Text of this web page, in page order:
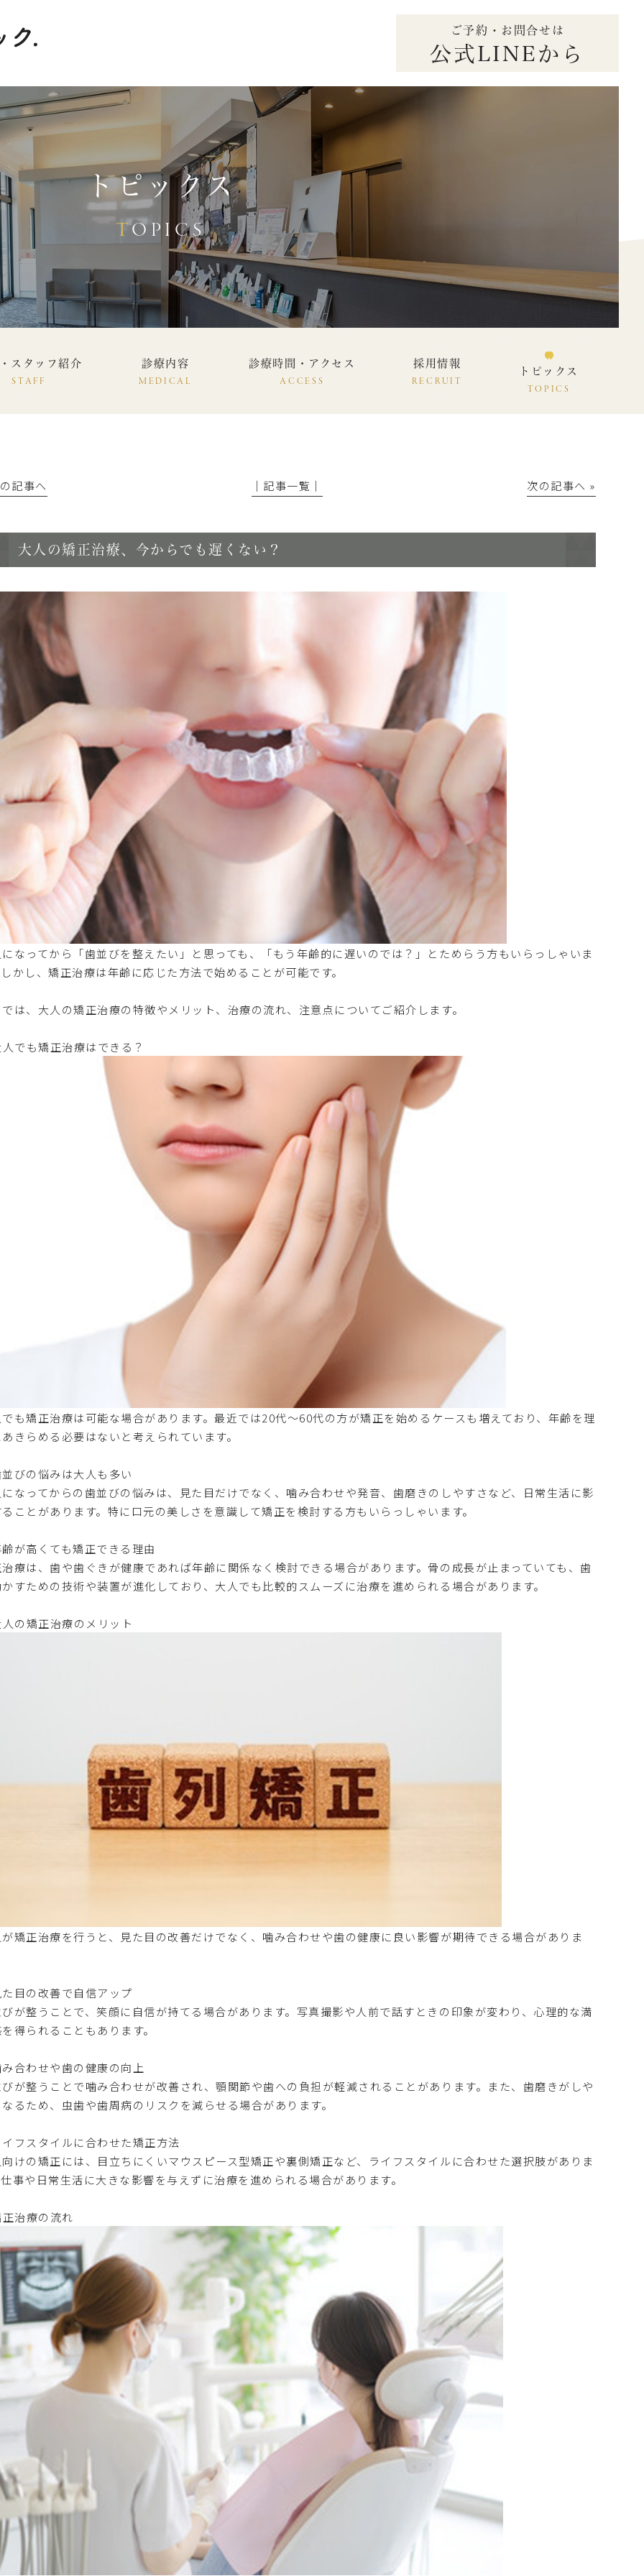
ご予約・お問合せは
公式LINEから
トピックス
TOPICS
スタッフ紹介
STAFF
診療内容
MEDICAL
診療時間・アクセス
ACCESS
採用情報
RECRUIT
トピックス
TOPICS
記事へ │記事一覧│ 次の記事へ »
大人の矯正治療、今からでも遅くない？
なってから「歯並びを整えたい」と思っても、「もう年齢的に遅いのでは？」とためらう方もいらっしゃいま
かし、矯正治療は年齢に応じた方法で始めることが可能です。
は、大人の矯正治療の特徴やメリット、治療の流れ、注意点についてご紹介します。
でも矯正治療はできる？
も矯正治療は可能な場合があります。最近では20代〜60代の方が矯正を始めるケースも増えており、年齢を理
きらめる必要はないと考えられています。
びの悩みは大人も多い
なってからの歯並びの悩みは、見た目だけでなく、噛み合わせや発音、歯磨きのしやすさなど、日常生活に影
ことがあります。特に口元の美しさを意識して矯正を検討する方もいらっしゃいます。
が高くても矯正できる理由
療は、歯や歯ぐきが健康であれば年齢に関係なく検討できる場合があります。骨の成長が止まっていても、歯
すための技術や装置が進化しており、大人でも比較的スムーズに治療を進められる場合があります。
の矯正治療のメリット
矯正治療を行うと、見た目の改善だけでなく、噛み合わせや歯の健康に良い影響が期待できる場合がありま
目の改善で自信アップ
が整うことで、笑顔に自信が持てる場合があります。写真撮影や人前で話すときの印象が変わり、心理的な満
得られることもあります。
合わせや歯の健康の向上
が整うことで噛み合わせが改善され、顎関節や歯への負担が軽減されることがあります。また、歯磨きがしや
るため、虫歯や歯周病のリスクを減らせる場合があります。
フスタイルに合わせた矯正方法
けの矯正には、目立ちにくいマウスピース型矯正や裏側矯正など、ライフスタイルに合わせた選択肢がありま
事や日常生活に大きな影響を与えずに治療を進められる場合があります。
治療の流れ